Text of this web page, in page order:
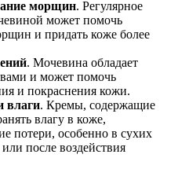
морщин. Регулярное
может помочь
и придать коже более
. Мочевина обладает
и может помочь
и покраснения кожи.
влаги. Кремы, содержащие
влагу в коже,
потери, особенно в сухих
после воздействия